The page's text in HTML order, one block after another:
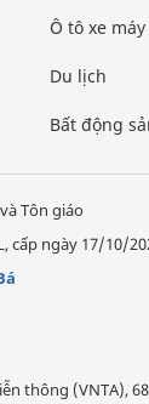
Ô tô xe máy
Du lịch
Bất động
Tôn giáo
cấp ngày 17/10/
thông (VNTA),